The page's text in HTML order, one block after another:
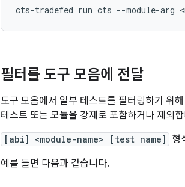
필터를 도구 모음에 전달
도구 모음에서 일부 테스트를 필터링하기 위해
테스트 또는 모듈을 강제로 포함하거나 제외
[abi] <module-name> [test name]
형
예를 들면 다음과 같습니다.